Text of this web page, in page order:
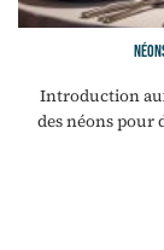
Introduction
des néons pour